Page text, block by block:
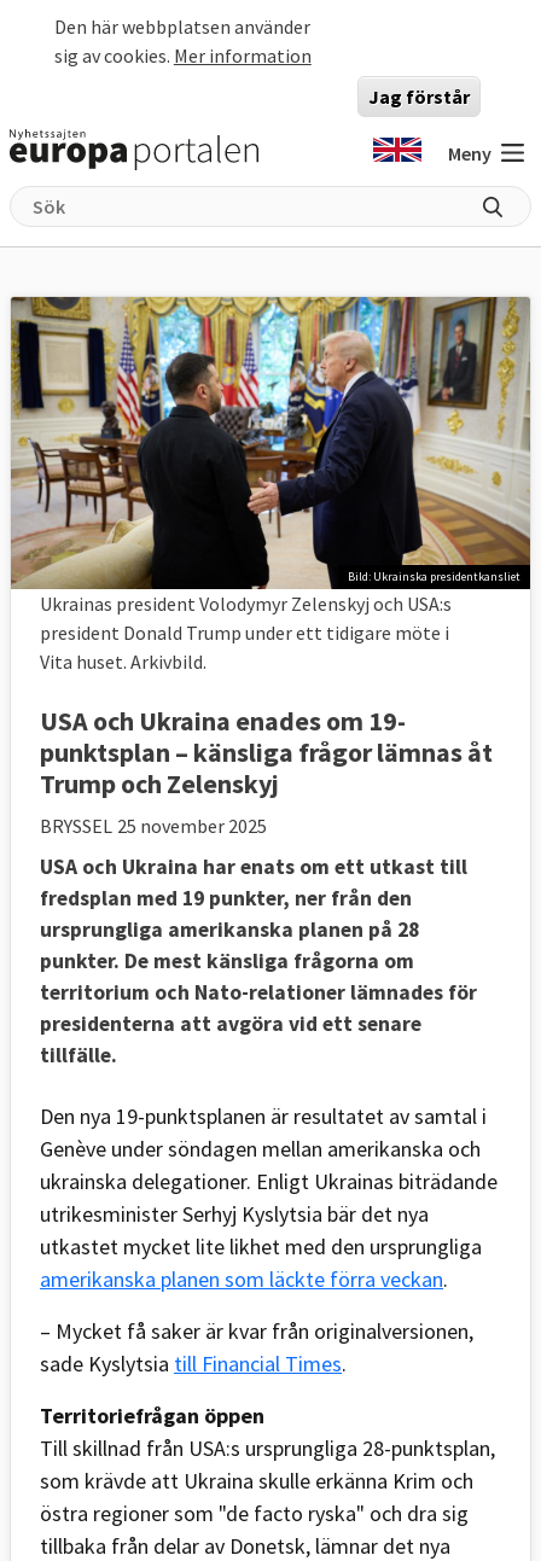
Den här webbplatsen använder
sig av cookies. Mer information
Jag förstår
Meny
Bild: Ukrainska presidentkansliet
Ukrainas president Volodymyr Zelenskyj och USA:s
president Donald Trump under ett tidigare möte i
Vita huset. Arkivbild.
USA och Ukraina enades om 19-
punktsplan – känsliga frågor lämnas åt
Trump och Zelenskyj
BRYSSEL 25 november 2025
USA och Ukraina har enats om ett utkast till
fredsplan med 19 punkter, ner från den
ursprungliga amerikanska planen på 28
punkter. De mest känsliga frågorna om
territorium och Nato-relationer lämnades för
presidenterna att avgöra vid ett senare
tillfälle.
Den nya 19-punktsplanen är resultatet av samtal i
Genève under söndagen mellan amerikanska och
ukrainska delegationer. Enligt Ukrainas biträdande
utrikesminister Serhyj Kyslytsia bär det nya
utkastet mycket lite likhet med den ursprungliga
amerikanska planen som läckte förra veckan.
– Mycket få saker är kvar från originalversionen,
sade Kyslytsia till Financial Times.
Territoriefrågan öppen
Till skillnad från USA:s ursprungliga 28-punktsplan,
som krävde att Ukraina skulle erkänna Krim och
östra regioner som "de facto ryska" och dra sig
tillbaka från delar av Donetsk, lämnar det nya